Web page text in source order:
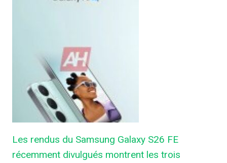
Les rendus du Samsung Galaxy S26 FE
récemment divulgués montrent les trois